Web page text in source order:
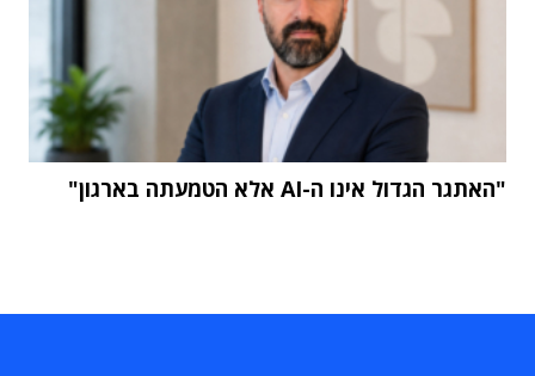
"האתגר הגדול אינו ה-AI אלא הטמעתה בארגון"